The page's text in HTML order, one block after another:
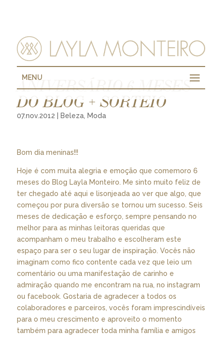
MENU
ANIVERSÁRIO 6 MESES
DO BLOG + SORTEIO
07.nov.2012 Beleza, Moda
Bom dia meninas!!!
Hoje é com muita alegria e emoção que comemoro 6
meses do Blog Layla Monteiro. Me sinto muito feliz de
ter chegado até aqui e lisonjeada ao ver que algo, que
começou por pura diversão se tornou um sucesso. Seis
meses de dedicação e esforço, sempre pensando no
melhor para as minhas leitoras queridas que
acompanham o meu trabalho e escolheram este
espaço para ser o seu lugar de inspiração. Vocês não
imaginam como fico contente cada vez que leio um
comentário ou uma manifestação de carinho e
admiração quando me encontram na rua, no instagram
ou facebook. Gostaria de agradecer a todos os
colaboradores e parceiros, vocês foram imprescindíveis
para o meu crescimento e aproveito o momento
também para agradecer toda minha família e amigos